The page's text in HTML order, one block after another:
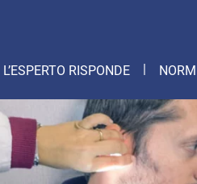
L’ESPERTO RISPONDE